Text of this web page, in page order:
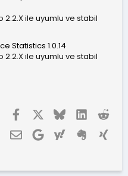
ile uyumlu ve stabil
Statistics 1.0.14
ile uyumlu ve stabil
MastodonFacebookX (Twitter)
BlueskyLinkedIn
SkypeE-postaGoogleYahoo Evernote